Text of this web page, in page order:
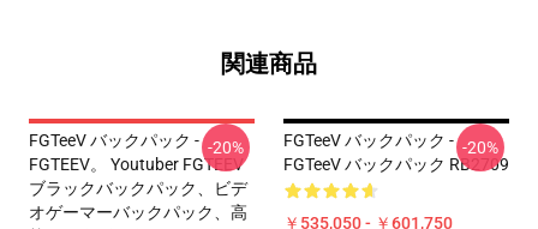
関連商品
FGTeeV バックパック -
FGTEEV。 Youtuber FGTEEV
ブラックバックパック、ビデ
オゲーマーバックパック、高
-20%
FGTeeV バックパック -
FGTeeV バックパック RB2709
￥535,050 - ￥601,750
-20%